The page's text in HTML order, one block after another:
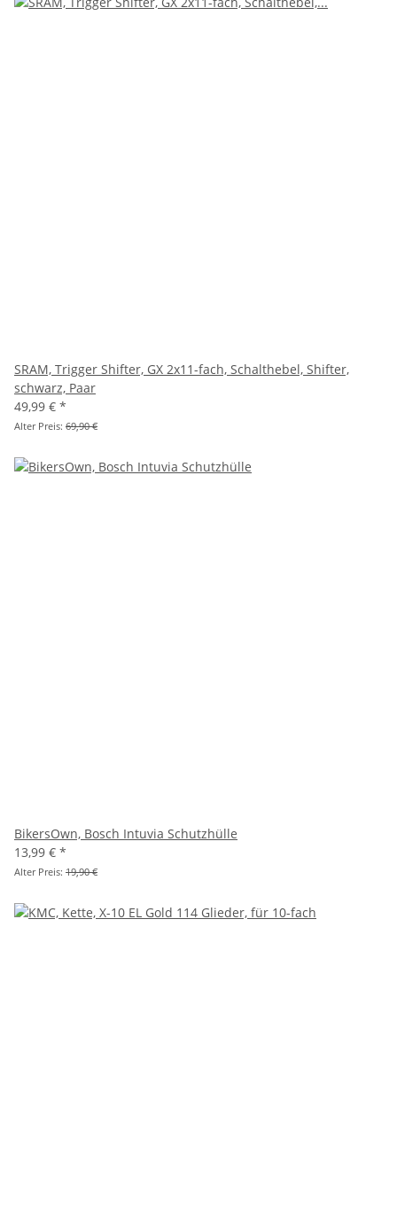
SRAM, Trigger Shifter, GX 2x11-fach, Schalthebel, Shifter,
schwarz, Paar
49,99 € *
Alter Preis: 69,90 €
BikersOwn, Bosch Intuvia Schutzhülle
13,99 € *
Alter Preis: 19,90 €